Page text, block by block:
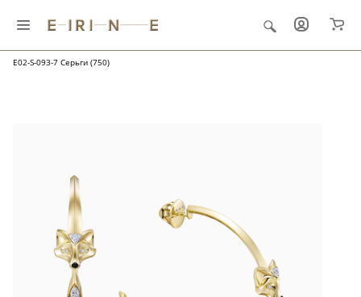
E02-S-093-7 Серьги (750)